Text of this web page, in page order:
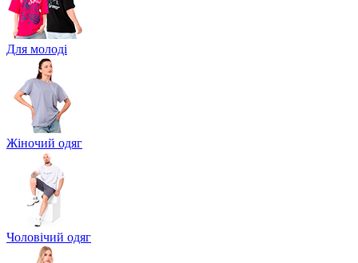
Для молоді
Жіночий одяг
Чоловічий одяг